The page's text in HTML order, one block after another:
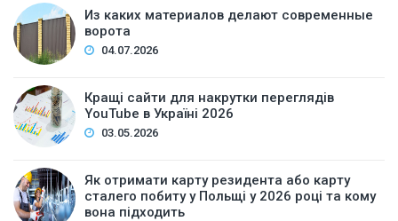
Из каких материалов делают современные
ворота
04.07.2026
Кращі сайти для накрутки переглядів
YouTube в Україні 2026
03.05.2026
Як отримати карту резидента або карту
сталего побиту у Польщі у 2026 році та кому
вона підходить